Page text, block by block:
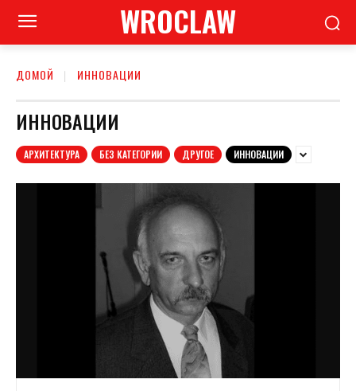
WROCLAW
ДОМОЙ ИННОВАЦИИ
ИННОВАЦИИ
АРХИТЕКТУРА БЕЗ КАТЕГОРИИ ДРУГОЕ ИННОВАЦИИ